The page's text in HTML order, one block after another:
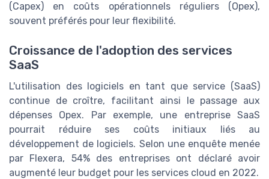
(Capex) en coûts opérationnels réguliers (Opex),
souvent préférés pour leur flexibilité.
Croissance de l'adoption des services
SaaS
L'utilisation des logiciels en tant que service (SaaS)
continue de croître, facilitant ainsi le passage aux
dépenses Opex. Par exemple, une entreprise SaaS
pourrait réduire ses coûts initiaux liés au
développement de logiciels. Selon une enquête menée
par Flexera, 54% des entreprises ont déclaré avoir
augmenté leur budget pour les services cloud en 2022.